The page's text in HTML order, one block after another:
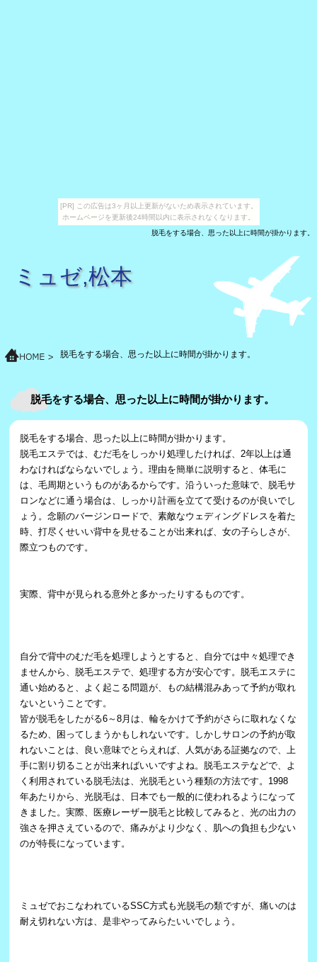
[PR] この広告は3ヶ月以上更新がないため表示されています。
ホームページを更新後24時間以内に表示されなくなります。
脱毛をする場合、思った以上に時間が掛かります。
ミュゼ,松本
脱毛をする場合、思った以上に時間が掛かります。
脱毛をする場合、思った以上に時間が掛かります。
脱毛をする場合、思った以上に時間が掛かります。
脱毛エステでは、むだ毛をしっかり処理したければ、2年以上は通
わなければならないでしょう。理由を簡単に説明すると、体毛に
は、毛周期というものがあるからです。沿ういった意味で、脱毛サ
ロンなどに通う場合は、しっかり計画を立てて受けるのが良いでし
ょう。念願のバージンロードで、素敵なウェディングドレスを着た
時、打尽くせいい背中を見せることが出来れば、女の子らしさが、
際立つものです。
実際、背中が見られる意外と多かったりするものです。
自分で背中のむだ毛を処理しようとすると、自分では中々処理でき
ませんから、脱毛エステで、処理する方が安心です。脱毛エステに
通い始めると、よく起こる問題が、もの結構混みあって予約が取れ
ないということです。
皆が脱毛をしたがる6～8月は、輪をかけて予約がさらに取れなくな
るため、困ってしまうかもしれないです。しかしサロンの予約が取
れないことは、良い意味でとらえれば、人気がある証拠なので、上
手に割り切ることが出来ればいいですよね。脱毛エステなどで、よ
く利用されている脱毛法は、光脱毛という種類の方法です。1998
年あたりから、光脱毛は、日本でも一般的に使われるようになって
きました。実際、医療レーザー脱毛と比較してみると、光の出力の
強さを押さえているので、痛みがより少なく、肌への負担も少ない
のが特長になっています。
ミュゼでおこなわれているSSC方式も光脱毛の類ですが、痛いのは
耐え切れない方は、是非やってみらたいいでしょう。